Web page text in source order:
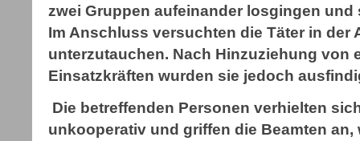
zwei Gruppen aufeinander losgingen
Im Anschluss versuchten die Täter in der
unterzutauchen. Nach Hinzuziehung von
Einsatzkräften wurden sie jedoch
Die betreffenden Personen verhielten
unkooperativ und griffen die Beamten